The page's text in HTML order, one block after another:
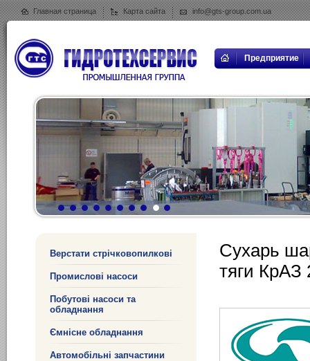
Главная страница Карта сайта info@gts-group.com.ua
Предприятие
Верстати стрічковопилкові
Промислові насоси
Побутові насоси та
обладнання
Ємнісне обладнання
Автомобільні запчастини
Сухарь
тяги КрАЗ